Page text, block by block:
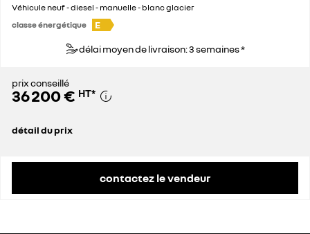
Véhicule neuf - diesel - manuelle - blanc glacier
classe énergétique
E
délai moyen de livraison: 3 semaines *
prix conseillé
36 200 € HT*
détail du prix
contactez le vendeur